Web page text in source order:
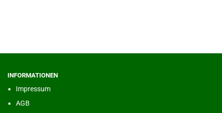
INFORMATIONEN
Impressum
AGB